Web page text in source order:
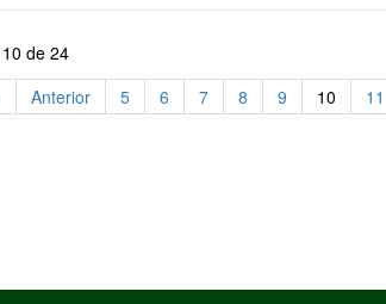
de 24
Anterior 5 6 7 8 9 10 11